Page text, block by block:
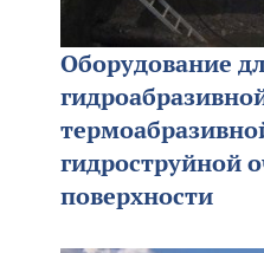
Оборудование
гидроструйной
поверхности